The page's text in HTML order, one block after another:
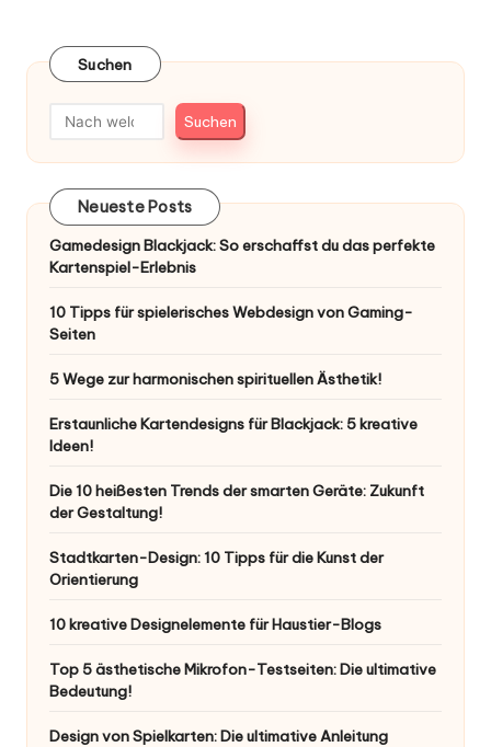
Suchen
Suchen
Neueste Posts
Gamedesign Blackjack: So erschaffst du das perfekte
Kartenspiel-Erlebnis
10 Tipps für spielerisches Webdesign von Gaming-
Seiten
5 Wege zur harmonischen spirituellen Ästhetik!
Erstaunliche Kartendesigns für Blackjack: 5 kreative
Ideen!
Die 10 heißesten Trends der smarten Geräte: Zukunft
der Gestaltung!
Stadtkarten-Design: 10 Tipps für die Kunst der
Orientierung
10 kreative Designelemente für Haustier-Blogs
Top 5 ästhetische Mikrofon-Testseiten: Die ultimative
Bedeutung!
Design von Spielkarten: Die ultimative Anleitung